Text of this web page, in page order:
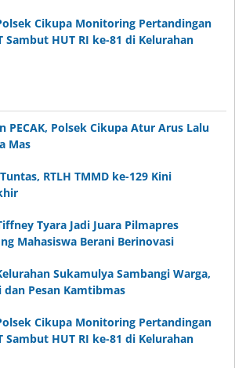
Cikupa Monitoring Pertandingan
Sambut HUT RI ke-81 di Kelurahan
PECAK, Polsek Cikupa Atur Arus Lalu
Mas
RTLH TMMD ke-129 Kini
Tyara Jadi Juara Pilmapres
Mahasiswa Berani Berinovasi
Sukamulya Sambangi Warga,
Pesan Kamtibmas
Cikupa Monitoring Pertandingan
Sambut HUT RI ke-81 di Kelurahan